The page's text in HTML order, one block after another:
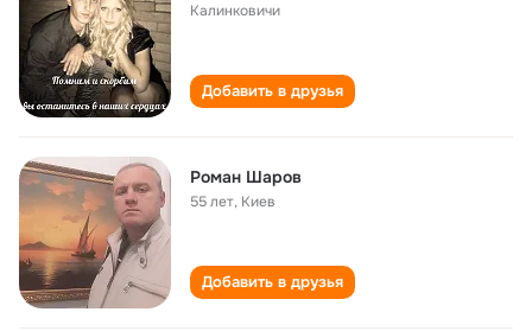
Калинковичи
Добавить в друзья
Роман Шаров
55 лет, Киев
Добавить в друзья